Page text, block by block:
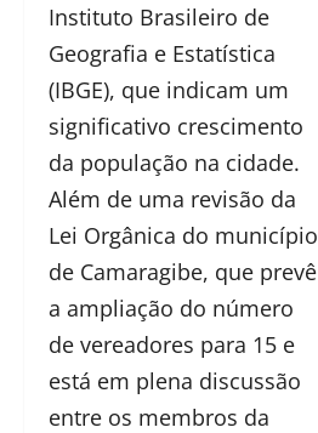
Instituto Brasileiro de
Geografia e Estatística
(IBGE), que indicam um
significativo crescimento
da população na cidade.
Além de uma revisão da
Lei Orgânica do município
de Camaragibe, que prevê
a ampliação do número
de vereadores para 15 e
está em plena discussão
entre os membros da